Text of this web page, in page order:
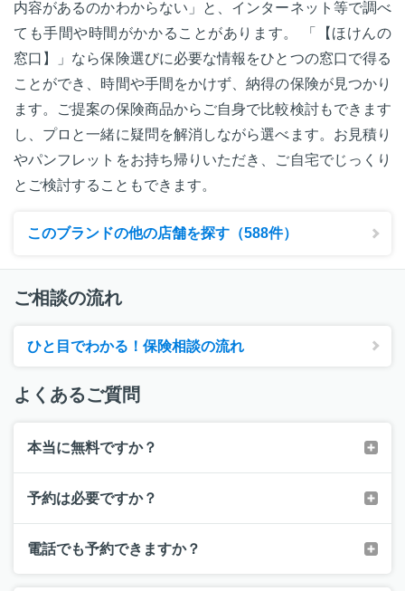
内容があるのかわからない」と、インターネット等で調べ
ても手間や時間がかかることがあります。 「【ほけんの
窓口】」なら保険選びに必要な情報をひとつの窓口で得る
ことができ、時間や手間をかけず、納得の保険が見つかり
ます。ご提案の保険商品からご自身で比較検討もできます
し、プロと一緒に疑問を解消しながら選べます。お見積り
やパンフレットをお持ち帰りいただき、ご自宅でじっくり
とご検討することもできます。
このブランドの他の店舗を探す（588件）
ご相談の流れ
ひと目でわかる！保険相談の流れ
よくあるご質問
本当に無料ですか？
予約は必要ですか？
電話でも予約できますか？